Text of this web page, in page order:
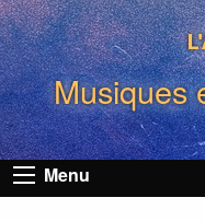
Musiques
Menu